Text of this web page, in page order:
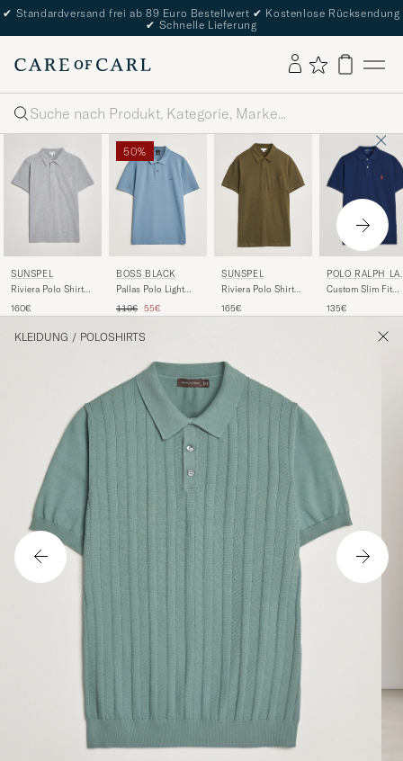
✔ Standardversand frei ab 89 Euro Bestellwert ✔ Kostenlose Rücksendung
✔ Schnelle Lieferung
Suche
SUNSPEL
Riviera Polo Shirt
160€
50%
BOSS BLACK
Pallas Polo Light
Regulärer Preis
110€ Reduzierter Preis
55€
SUNSPEL
Riviera Polo Shirt
165€
POLO RALPH
REN
Custom Slim Fit
135€
KLEIDUNG / POLOSHIRTS